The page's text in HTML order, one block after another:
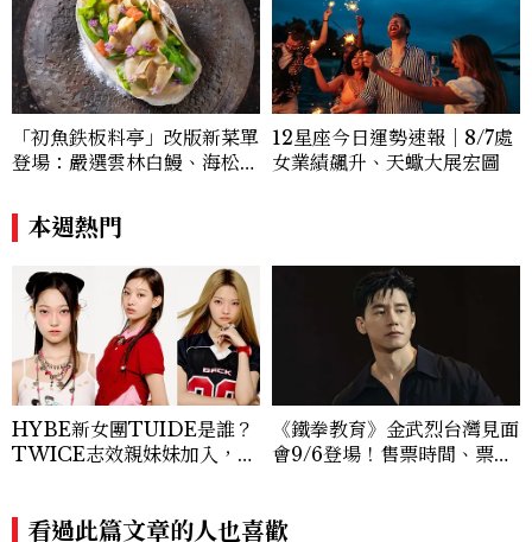
「初魚鉄板料亭」改版新菜單
登場：嚴選雲林白鰻、海松貝
級優惠
12星座今日運勢速報｜8/7處
女業績飆升、天蠍大展宏圖
本週熱門
HYBE新女團TUIDE是誰？
TWICE志效親妹妹加入，7
《鐵拳教育》金武烈台灣見面
會9/6登場！售票時間、票
看過此篇文章的人也喜歡